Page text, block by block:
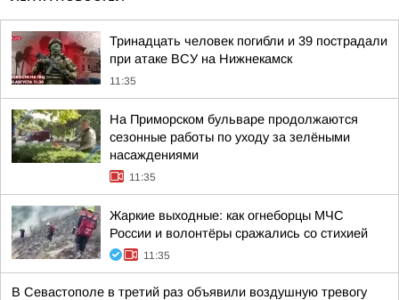
Тринадцать человек погибли и 39 пострадали
при атаке ВСУ на Нижнекамск
11:35
На Приморском бульваре продолжаются
сезонные работы по уходу за зелёными
насаждениями
11:35
Жаркие выходные: как огнеборцы МЧС
России и волонтёры сражались со стихией
11:35
В Севастополе в третий раз объявили воздушную тревогу